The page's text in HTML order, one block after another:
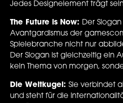
Jedes Designelement trägt
The Future is Now: Der
Avantgardismus der
Spielebranche nicht nur
Der Slogan ist gleichzeitig ein
kein Thema von morgen,
Die Weltkugel: Sie verbindet
und steht für die